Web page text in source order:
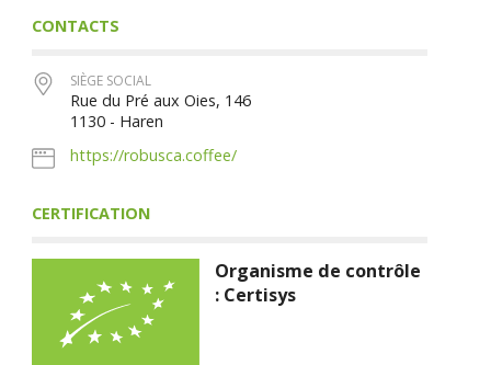
CONTACTS
SIÈGE SOCIAL
Rue du Pré aux Oies, 146
1130 - Haren
https://robusca.coffee/
CERTIFICATION
Organisme de contrôle
: Certisys